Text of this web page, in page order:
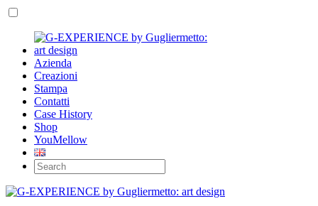
Azienda
Creazioni
Stampa
Contatti
Case History
Shop
YouMellow